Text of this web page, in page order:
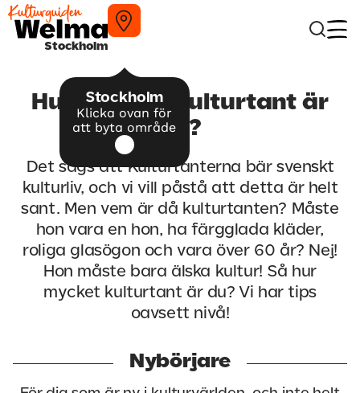
Stockholm
Stockholm
Klicka ovan för
att byta område
Hur mycket kulturtant är
du?
Det sägs att Kulturtanterna bär svenskt
kulturliv, och vi vill påstå att detta är helt
sant. Men vem är då kulturtanten? Måste
hon vara en hon, ha färgglada kläder,
roliga glasögon och vara över 60 år? Nej!
Hon måste bara älska kultur! Så hur
mycket kulturtant är du? Vi har tips
oavsett nivå!
Nybörjare